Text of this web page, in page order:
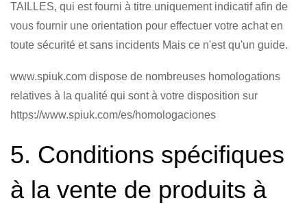
TAILLES, qui est fourni à titre uniquement indicatif afin de
vous fournir une orientation pour effectuer votre achat en
toute sécurité et sans incidents Mais ce n'est qu'un guide.
www.spiuk.com dispose de nombreuses homologations
relatives à la qualité qui sont à votre disposition sur
https://www.spiuk.com/es/homologaciones
5. Conditions spécifiques
à la vente de produits à